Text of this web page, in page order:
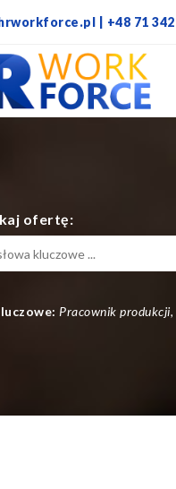
| +48 71 342
ofertę:
Pracownik produkcji,